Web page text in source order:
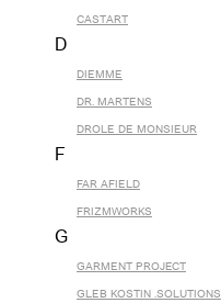
CASTART
D
DIEMME
DR. MARTENS
DROLE DE MONSIEUR
F
FAR AFIELD
FRIZMWORKS
G
GARMENT PROJECT
GLEB KOSTIN .SOLUTIONS